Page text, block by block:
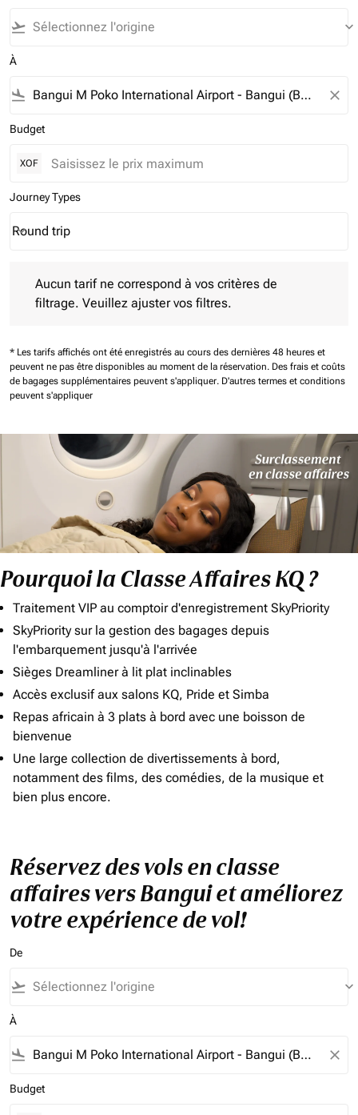
flight_takeoff keyboard_arrow_down
À
flight_land close
Budget
XOF
Journey Types
Journey Types option Round trip Selected
Round trip
keyboard_arrow_down
Aucun tarif ne correspond à vos critères de
filtrage. Veuillez ajuster vos filtres.
* Les tarifs affichés ont été enregistrés au cours des dernières 48 heures et
peuvent ne pas être disponibles au moment de la réservation. Des frais et coûts
de bagages supplémentaires peuvent s'appliquer. D'autres termes et conditions
peuvent s'appliquer
Pourquoi la Classe Affaires KQ ?
Traitement VIP au comptoir d'enregistrement SkyPriority
SkyPriority sur la gestion des bagages depuis
l'embarquement jusqu'à l'arrivée
Sièges Dreamliner à lit plat inclinables
Accès exclusif aux salons KQ, Pride et Simba
Repas africain à 3 plats à bord avec une boisson de
bienvenue
Une large collection de divertissements à bord,
notamment des films, des comédies, de la musique et
bien plus encore.
Réservez des vols en classe
affaires vers Bangui et améliorez
votre expérience de vol!
De
flight_takeoff keyboard_arrow_down
À
flight_land close
Budget